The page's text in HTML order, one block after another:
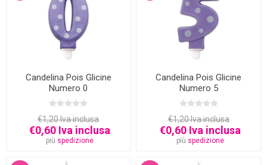
Candelina Pois Glicine
Numero 0
€1,20 Iva inclusa
€0,60 Iva inclusa
più spedizione
Candelina Pois Glicine
Numero 5
€1,20 Iva inclusa
€0,60 Iva inclusa
più spedizione